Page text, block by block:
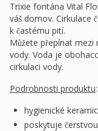
Trixie fontána Vital
váš domov. Cirkulace
k častému pití.
Můžete přepínat
vody. Voda je
cirkulaci vody.
Podrobnosti produktu:
hygienické
poskytuje